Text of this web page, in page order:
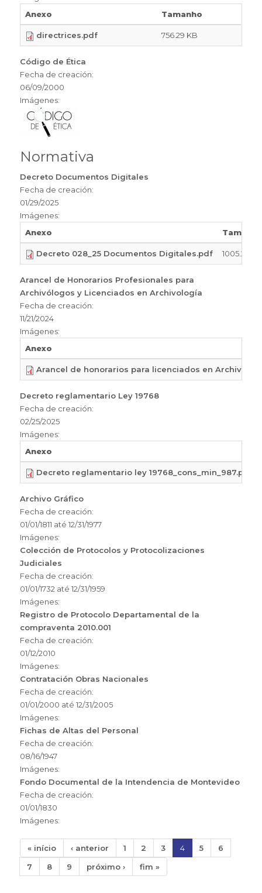
Anexo
Tamanho
directrices.pdf 756.29 KB
Código de Ética
Fecha de creación:
06/09/2000
Imágenes:
Normativa
Decreto Documentos Digitales
Fecha de creación:
01/29/2025
Imágenes:
Anexo
Decreto 028_25 Documentos Digitales.pdf 1005.26
Arancel de Honorarios Profesionales para
Archivólogos y Licenciados en Archivología
Fecha de creación:
11/21/2024
Imágenes:
Anexo
Arancel de honorarios para licenciados en
Decreto reglamentario Ley 19768
Fecha de creación:
02/25/2025
Imágenes:
Anexo
Decreto reglamentario ley 19768_cons_min_987.pdf
Archivo Gráfico
Fecha de creación:
01/01/1811 até12/31/1977
Imágenes:
Colección de Protocolos y Protocolizaciones
Judiciales
Fecha de creación:
01/01/1732 até12/31/1959
Imágenes:
Registro de Protocolo Departamental de la
compraventa 2010.001
Fecha de creación:
01/12/2010
Imágenes:
Contratación Obras Nacionales
Fecha de creación:
01/01/2000 até12/31/2005
Imágenes:
Fichas de Altas del Personal
Fecha de creación:
08/16/1947
Imágenes:
Fondo Documental de la Intendencia de Montevideo
Fecha de creación:
01/01/1830
Imágenes:
« início ‹ anterior 1 2 3 4 5
6
7
8 9 próximo › fim »